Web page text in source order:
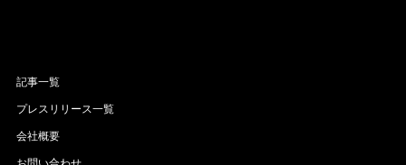
記事一覧
プレスリリース一覧
会社概要